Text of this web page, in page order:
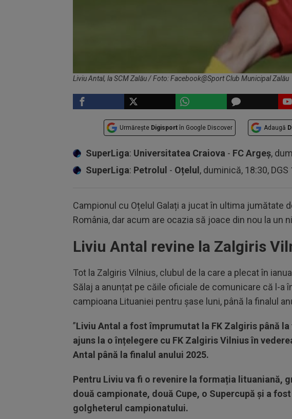
Liviu Antal, la SCM Zalău / Foto: Facebook@Sport Club Municipal Zalău
Urmărește Digisport în Google Discover Adaugă
SuperLiga: Universitatea Craiova - FC Argeș,
SuperLiga: Petrolul - Oțelul , duminică, 18:30, DGS
Campionul cu Oțelul Galați a jucat în ultima jumătate
România, dar acum are ocazia să joace din nou la un
Liviu Antal revine la Zalgiris
Tot la Zalgiris Vilnius, clubul de la care a plecat în
Sălaj a anunțat pe căile oficiale de comunicare că l-a
campioana Lituaniei pentru șase luni, până la finalul
”Liviu Antal a fost împrumutat la FK Zalgiris până
ajuns la o înțelegere cu FK Zalgiris Vilnius în
Antal până la finalul anului 2025.
Pentru Liviu va fi o revenire la formația lituaniană,
două campionate, două Cupe, o Supercupă și a
golgheterul campionatului.